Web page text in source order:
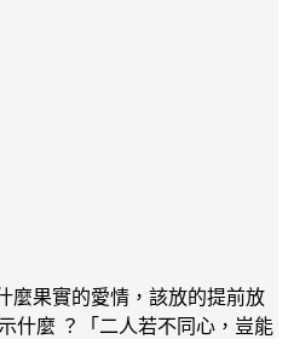
麼果實的愛情，該放的提前放
什麼 ？「二人若不同心，豈能